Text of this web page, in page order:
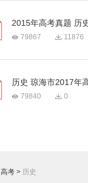
2015年高考真题 历
79867 11876
历史 琼海市2017年
79840 0
高考 > 历史